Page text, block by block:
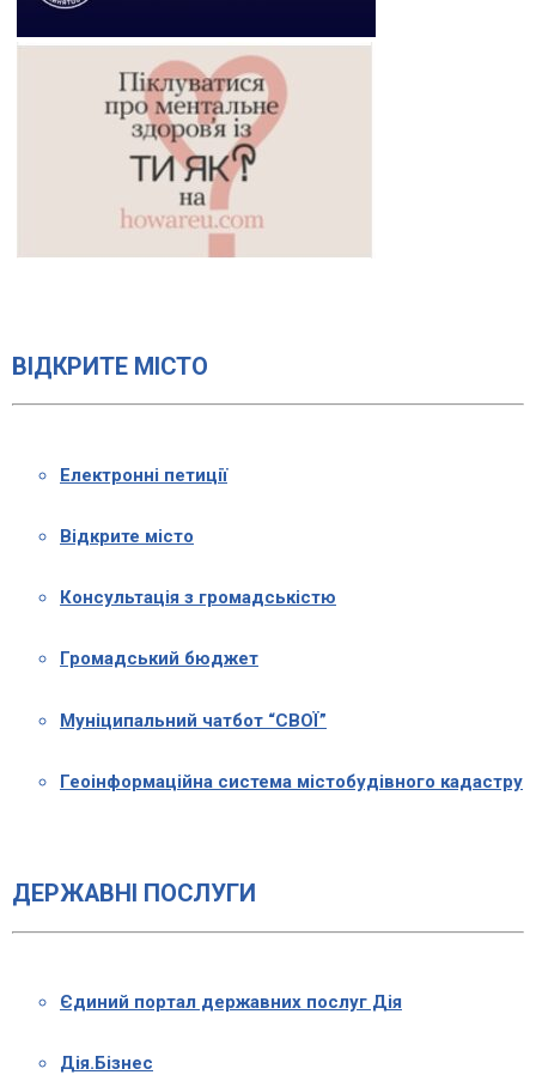
ВІДКРИТЕ МІСТО
Електронні петиції
Відкрите місто
Консультація з громадськістю
Громадський бюджет
Муніципальний чатбот “СВОЇ”
Геоінформаційна система містобудівного кадастру
ДЕРЖАВНІ ПОСЛУГИ
Єдиний портал державних послуг Дія
Дія.Бізнес